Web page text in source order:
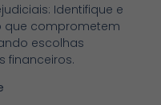
Identifique e
que comprometem
escolhas
financeiros.